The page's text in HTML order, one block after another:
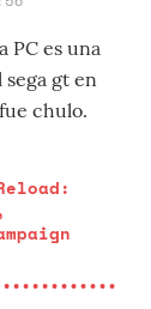
PC es una
sega gt en
chulo.